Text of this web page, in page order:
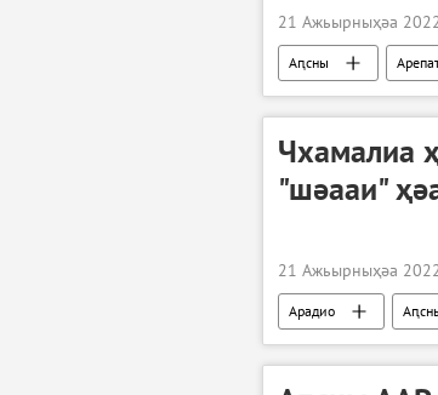
21 Ажьырныҳәа
Аԥсны
Чхамалиа
"шәааи"
21 Ажьырныҳәа
Арадио